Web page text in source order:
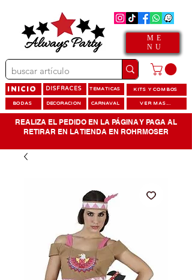
ME
NU
INICIO DISFRACES TEMATICAS KITS Y COMBOS
BODAS DECORACION CARNAVAL VER MAS...
REALIZA EL PEDIDO EN LA PÁGINA Y PAGA AL
RETIRAR EN LA TIENDA EN ROHRMOSER